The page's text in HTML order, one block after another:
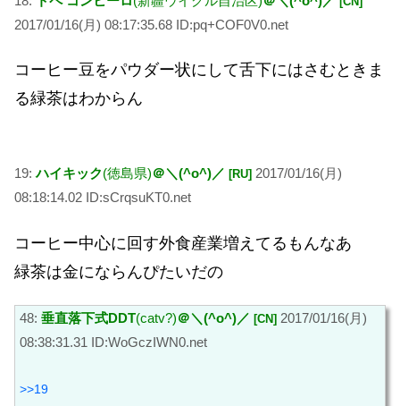
2017/01/16(月) 08:17:35.68 ID:pq+COF0V0.net
コーヒー豆をパウダー状にして舌下にはさむときま
る緑茶はわからん
19: ハイキック(徳島県)＠＼(^o^)／ [RU] 2017/01/16(月)
08:18:14.02 ID:sCrqsuKT0.net
コーヒー中心に回す外食産業増えてるもんなあ
緑茶は金にならんぴたいだの
48: 垂直落下式DDT(catv?)＠＼(^o^)／ [CN] 2017/01/16(月)
08:38:31.31 ID:WoGczIWN0.net
>>19